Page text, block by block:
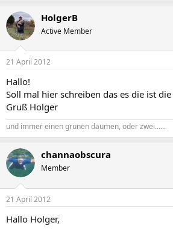
HolgerB
Active Member
21 April 2012
Hallo!
Soll mal hier schreiben das es die ist
Gruß Holger
und immer einen grünen daumen, oder zwei......
channaobscura
Member
21 April 2012
Hallo Holger,